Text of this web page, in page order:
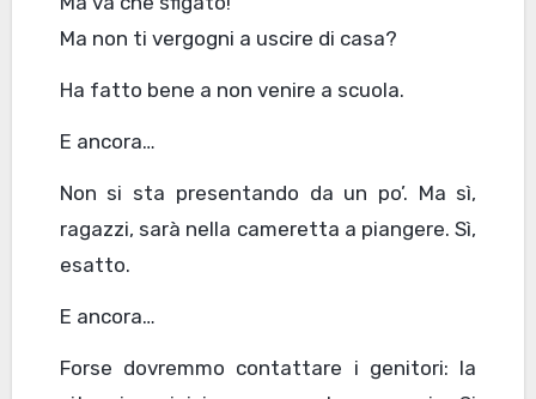
Ma non ti vergogni a uscire di casa?
Ha fatto bene a non venire a scuola.
E ancora…
Non si sta presentando da un po’. Ma sì,
ragazzi, sarà nella cameretta a piangere. Sì,
esatto.
E ancora…
Forse dovremmo contattare i genitori: la